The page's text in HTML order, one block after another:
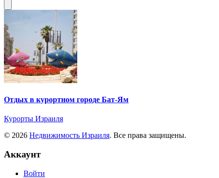
Отдых в курортном городе Бат-Ям
Курорты Израиля
© 2026 Недвижимость Израиля. Все права защищены.
Аккаунт
Войти